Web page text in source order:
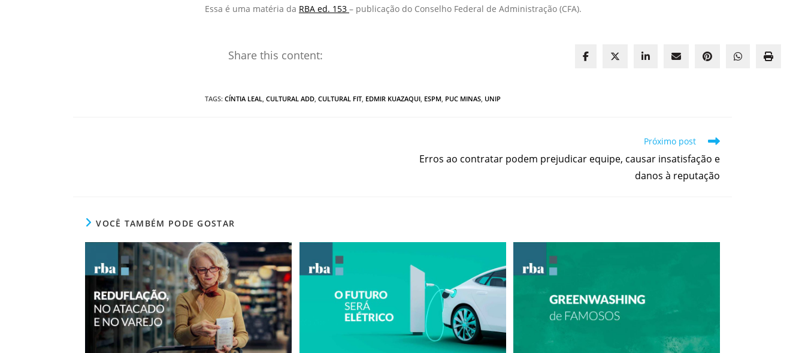
Essa é uma matéria da RBA ed. 153 – publicação do Conselho Federal de Administração (CFA).
Share this content:
TAGS: CÍNTIA LEAL, CULTURAL ADD, CULTURAL FIT, EDMIR KUAZAQUI, ESPM, PUC MINAS, UNIP
Próximo post
Erros ao contratar podem prejudicar equipe, causar insatisfação e
danos à reputação
VOCÊ TAMBÉM PODE GOSTAR